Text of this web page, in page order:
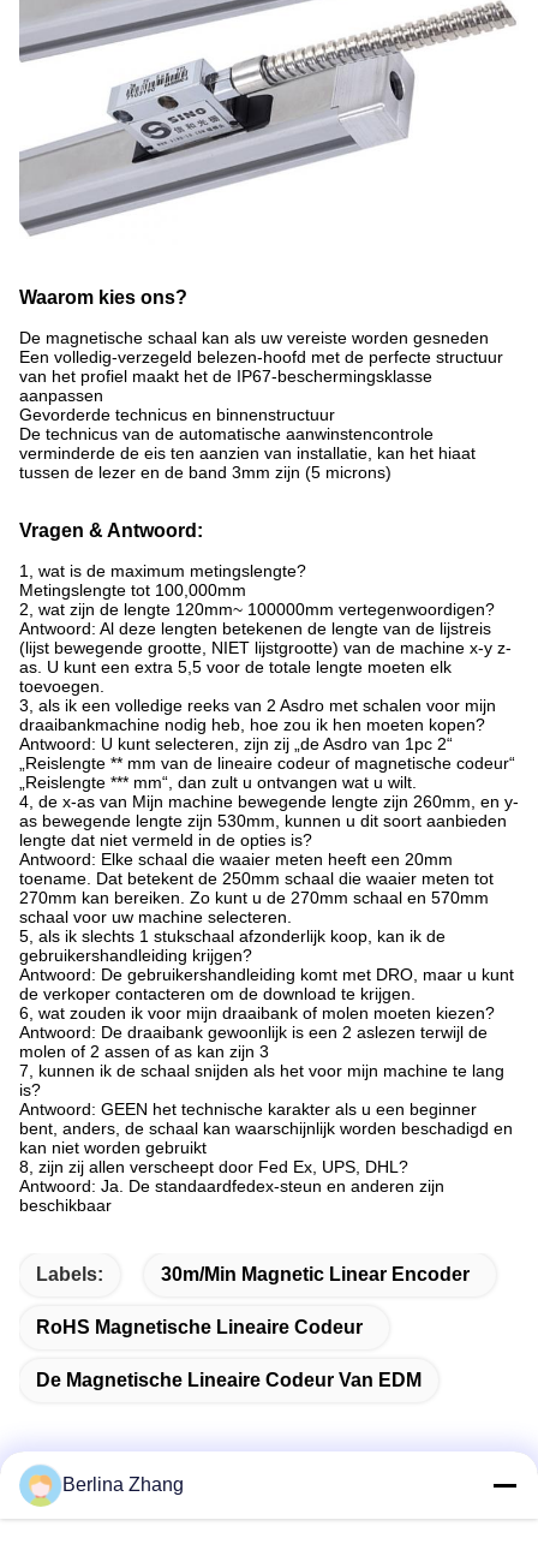
Waarom kies ons?
De magnetische schaal kan als uw vereiste worden gesneden
Een volledig-verzegeld belezen-hoofd met de perfecte structuur
van het profiel maakt het de IP67-beschermingsklasse
aanpassen
Gevorderde technicus en binnenstructuur
De technicus van de automatische aanwinstencontrole
verminderde de eis ten aanzien van installatie, kan het hiaat
tussen de lezer en de band 3mm zijn (5 microns)
Vragen & Antwoord:
1, wat is de maximum metingslengte?
Metingslengte tot 100,000mm
2, wat zijn de lengte 120mm~ 100000mm vertegenwoordigen?
Antwoord: Al deze lengten betekenen de lengte van de lijstreis
(lijst bewegende grootte, NIET lijstgrootte) van de machine x-y z-
as. U kunt een extra 5,5 voor de totale lengte moeten elk
toevoegen.
3, als ik een volledige reeks van 2 Asdro met schalen voor mijn
draaibankmachine nodig heb, hoe zou ik hen moeten kopen?
Antwoord: U kunt selecteren, zijn zij „de Asdro van 1pc 2“
„Reislengte ** mm van de lineaire codeur of magnetische codeur“
„Reislengte *** mm“, dan zult u ontvangen wat u wilt.
4, de x-as van Mijn machine bewegende lengte zijn 260mm, en y-
as bewegende lengte zijn 530mm, kunnen u dit soort aanbieden
lengte dat niet vermeld in de opties is?
Antwoord: Elke schaal die waaier meten heeft een 20mm
toename. Dat betekent de 250mm schaal die waaier meten tot
270mm kan bereiken. Zo kunt u de 270mm schaal en 570mm
schaal voor uw machine selecteren.
5, als ik slechts 1 stukschaal afzonderlijk koop, kan ik de
gebruikershandleiding krijgen?
Antwoord: De gebruikershandleiding komt met DRO, maar u kunt
de verkoper contacteren om de download te krijgen.
6, wat zouden ik voor mijn draaibank of molen moeten kiezen?
Antwoord: De draaibank gewoonlijk is een 2 aslezen terwijl de
molen of 2 assen of as kan zijn 3
7, kunnen ik de schaal snijden als het voor mijn machine te lang
is?
Antwoord: GEEN het technische karakter als u een beginner
bent, anders, de schaal kan waarschijnlijk worden beschadigd en
kan niet worden gebruikt
8, zijn zij allen verscheept door Fed Ex, UPS, DHL?
Antwoord: Ja. De standaardfedex-steun en anderen zijn
beschikbaar
Labels: 30m/Min Magnetic Linear Encoder
RoHS Magnetische Lineaire Codeur
De Magnetische Lineaire Codeur Van EDM
Berlina Zhang